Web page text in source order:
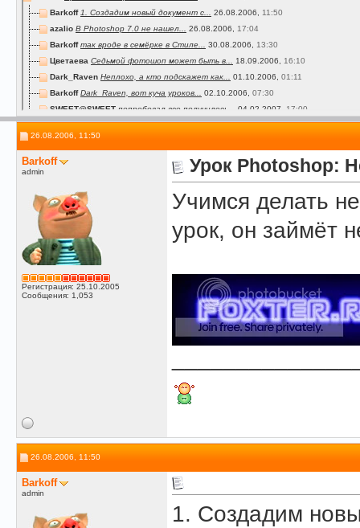
Barkoff 1. Создадим новый документ с... 26.08.2006, 11:50
azalio В Photoshop 7.0 не нашел... 26.08.2006, 17:04
Barkoff так вроде в семёрке в Стиле... 30.08.2006, 13:30
Цветаева Седьмой фотошоп может быть в... 18.09.2006, 16:10
Dark_Raven Неплохо, а кто подскажет как... 01.10.2006, 01:11
Barkoff Dark_Raven, вот куча уроков... 02.10.2006, 07:30
SWEET@SWEET попробовал все получилось... 04.02.2007, 17:00
Cj_Sonyck Да получилось...Спасиб...10.12.2007,19:15
26.08.2006, 11:50
Barkoff
admin
Регистрация: 25.10.2005
Сообщения: 1,053
Урок Photoshop:
Учимся делать
урок, он займёт
26.08.2006, 11:50
Barkoff
admin
1. Создадим